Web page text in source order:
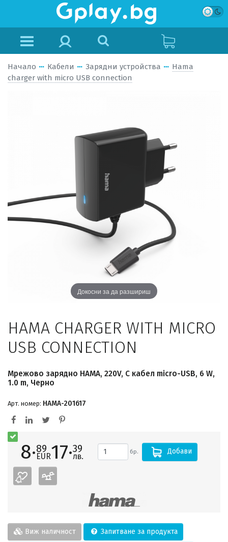
Начало Кабели Зарядни устройства
Hama
charger with micro USB connection
Докосни за да разшириш
HAMA CHARGER WITH MICRO
USB CONNECTION
Мрежово зарядно HAMA, 220V, С кабел micro-USB, 6 W,
1.0 m, Черно
Арт. номер: HAMA-201617
8·89
EUR17·39
лв. бр. Добави
Виж наличност Запитване за продукта